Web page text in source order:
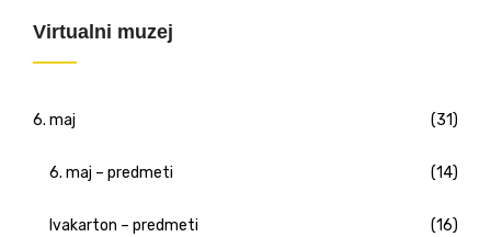
Virtualni muzej
6. maj (31)
6. maj – predmeti (14)
Ivakarton – predmeti (16)